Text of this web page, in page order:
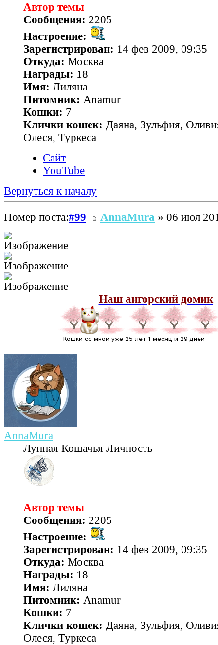
Автор темы
Сообщения: 2205
Настроение:
Зарегистрирован: 14 фев 2009, 09:35
Откуда: Москва
Награды: 18
Имя: Лиляна
Питомник: Anamur
Кошки: 7
Клички кошек: Даяна, Зульфия,
Олеся, Туркеса
Сайт
YouTube
Вернуться к началу
Номер поста:#99 AnnaMura » 06 июл
Наш ангорский домик
AnnaMura
Лунная Кошачья Личность
Автор темы
Сообщения: 2205
Настроение:
Зарегистрирован: 14 фев 2009, 09:35
Откуда: Москва
Награды: 18
Имя: Лиляна
Питомник: Anamur
Кошки: 7
Клички кошек: Даяна, Зульфия,
Олеся, Туркеса